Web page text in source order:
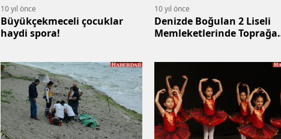
10 yıl önce
Büyükçekmeceli çocuklar
haydi spora!
10 yıl önce
Denizde Boğulan 2 Liseli
Memleketlerinde Toprağa